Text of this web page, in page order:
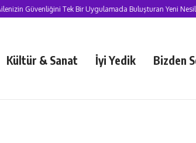
Tek Bir Uygulamada Buluşturan Yeni Nesil Süper
Kültür & Sanat İyi Yedik Bizden